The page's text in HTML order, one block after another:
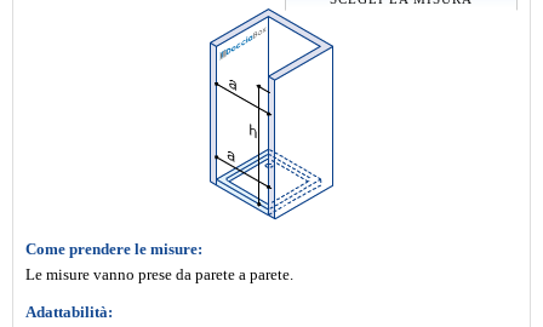
Come prendere le misure:
Le misure vanno prese da parete a parete.
Adattabilità: